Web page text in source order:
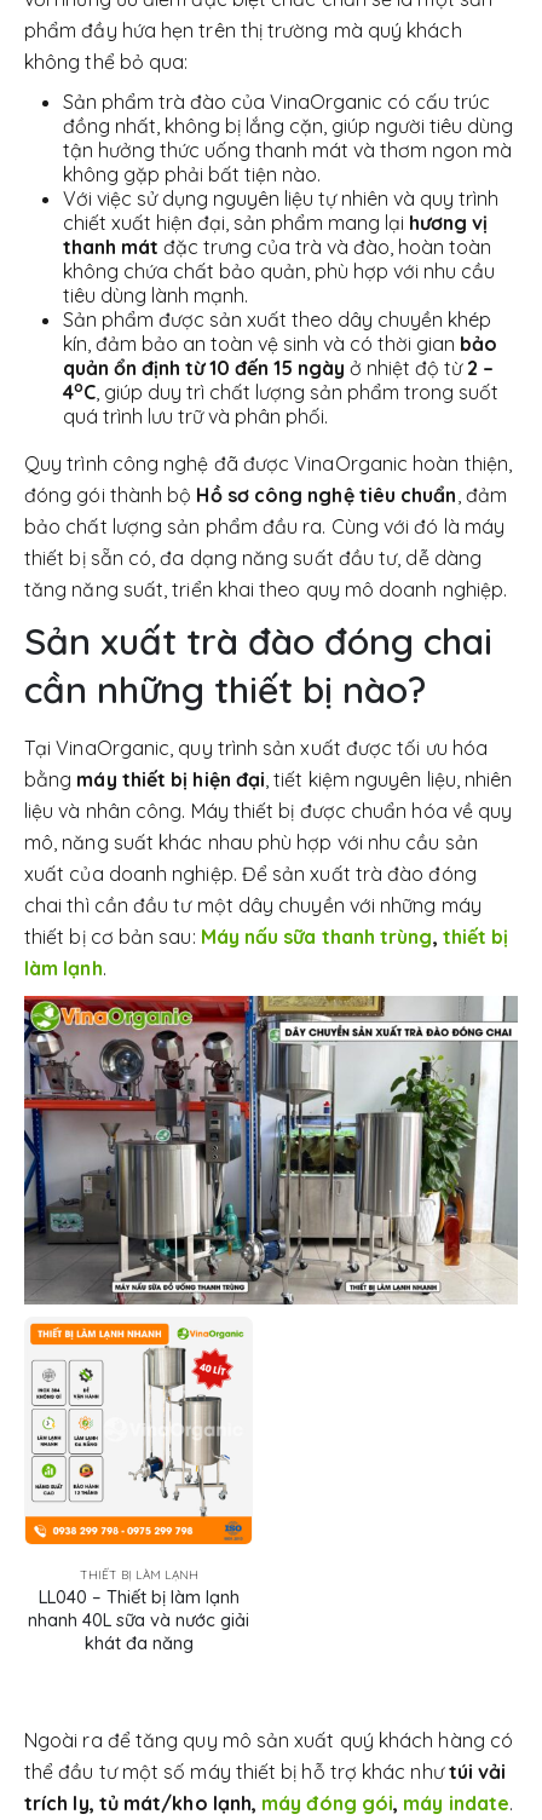
phẩm đầy hứa hẹn trên thị trường mà quý khách
không thể bỏ qua:
Sản phẩm trà đào của VinaOrganic có cấu trúc
đồng nhất, không bị lắng cặn, giúp người tiêu dùng
tận hưởng thức uống thanh mát và thơm ngon mà
không gặp phải bất tiện nào.
Với việc sử dụng nguyên liệu tự nhiên và quy trình
chiết xuất hiện đại, sản phẩm mang lại hương vị
thanh mát đặc trưng của trà và đào, hoàn toàn
không chứa chất bảo quản, phù hợp với nhu cầu
tiêu dùng lành mạnh.
Sản phẩm được sản xuất theo dây chuyền khép
kín, đảm bảo an toàn vệ sinh và có thời gian bảo
quản ổn định từ 10 đến 15 ngày ở nhiệt độ từ 2 –
4oC , giúp duy trì chất lượng sản phẩm trong suốt
quá trình lưu trữ và phân phối.
Quy trình công nghệ đã được VinaOrganic hoàn thiện,
đóng gói thành bộ Hồ sơ công nghệ tiêu chuẩn , đảm
bảo chất lượng sản phẩm đầu ra. Cùng với đó là máy
thiết bị sẵn có, đa dạng năng suất đầu tư, dễ dàng
tăng năng suất, triển khai theo quy mô doanh nghiệp.
Sản xuất trà đào đóng chai
cần những thiết bị nào?
Tại VinaOrganic, quy trình sản xuất được tối ưu hóa
bằng máy thiết bị hiện đại , tiết kiệm nguyên liệu, nhiên
liệu và nhân công. Máy thiết bị được chuẩn hóa về quy
mô, năng suất khác nhau phù hợp với nhu cầu sản
xuất của doanh nghiệp. Để sản xuất trà đào đóng
chai thì cần đầu tư một dây chuyền với những máy
thiết bị cơ bản sau: Máy nấu sữa thanh trùng, thiết bị
làm lạnh.
THIẾT BỊ LÀM LẠNH
LL040 – Thiết bị làm lạnh
nhanh 40L sữa và nước giải
khát đa năng
Ngoài ra để tăng quy mô sản xuất quý khách hàng có
thể đầu tư một số máy thiết bị hỗ trợ khác nhưtúi vải
trích ly, tủ mát/kho lạnh, máy đóng gói, máy indate.